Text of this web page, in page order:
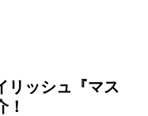
ッシュ『マス